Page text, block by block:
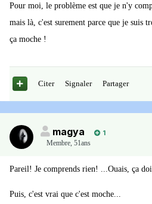
Pour moi, le problème est que je n'y
mais là, c'est surement parce que je suis
ça moche !
Citer Signaler Partager
magya
1
Membre 51ans
Pareil! Je comprends rien! ...Ouais, ça
Puis, c'est vrai que c'est moche...